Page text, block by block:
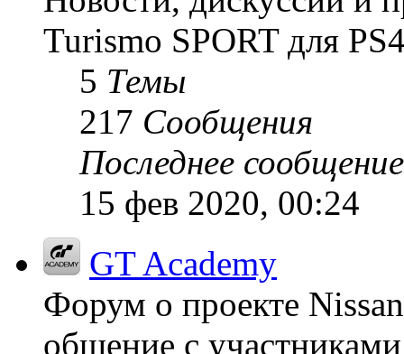
Turismo SPORT для
5 Темы
217 Сообщения
Последнее сообщение
15 фев 2020, 00:24
GT Academy
Форум о проекте
общение с